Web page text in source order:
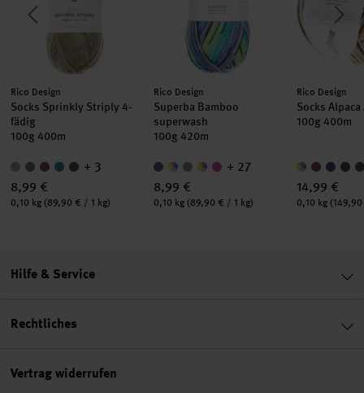
Hersteller:
Rico Design
Socks Sprinkly Striply 4-
fädig
100g 400m
+ 3
8,99 €
Inhalt:
0,10 kg (89,90 € / 1 kg)
Hersteller:
Rico Design
Superba Bamboo
superwash
100g 420m
+ 27
8,99 €
Inhalt:
0,10 kg (89,90 € / 1 kg)
Hersteller:
Rico Design
Socks
100g 400m
14,99 €
Inhalt:
0,10 kg
Hilfe & Service
Rechtliches
Vertrag widerrufen